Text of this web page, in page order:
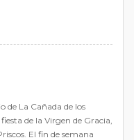
de La Cañada de los
de la Virgen de Gracia,
El fin de semana